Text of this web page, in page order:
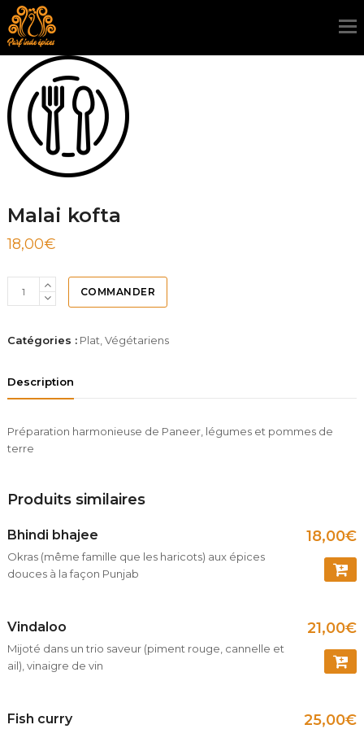
Malai kofta
18,00€
COMMANDER
Catégories : Plat Végétariens
Description
Préparation harmonieuse de Paneer, légumes et pommes de
terre
Produits similaires
Bhindi bhajee 18,00€
Okras (même famille que les haricots) aux épices
douces à la façon Punjab
Vindaloo 21,00€
Mijoté dans un trio saveur (piment rouge, cannelle et
ail), vinaigre de vin
Fish curry 25,00€